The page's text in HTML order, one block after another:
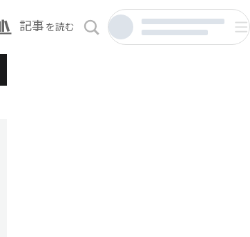
記事 を読む